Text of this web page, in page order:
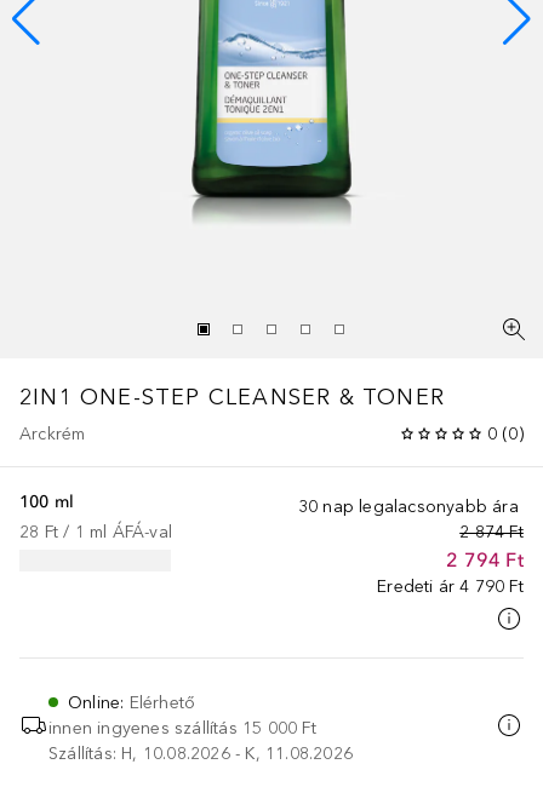
2IN1 ONE-STEP CLEANSER & TONER
Arckrém 0 (0)
30 nap legalacsonyabb ára
2 874 Ft
2 794 Ft
Eredeti ár 4 790 Ft
100 ml
28 Ft / 1 ml ÁFÁ-val
Online: Elérhető
innen ingyenes szállítás 15 000 Ft
Szállítás: H, 10.08.2026 - K, 11.08.2026